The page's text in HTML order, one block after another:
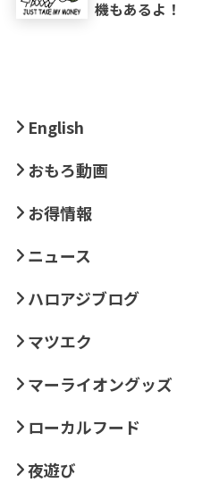
機もあるよ！
English
おもろ動画
お得情報
ニュース
ハロアジブログ
マツエク
マーライオングッズ
ローカルフード
夜遊び